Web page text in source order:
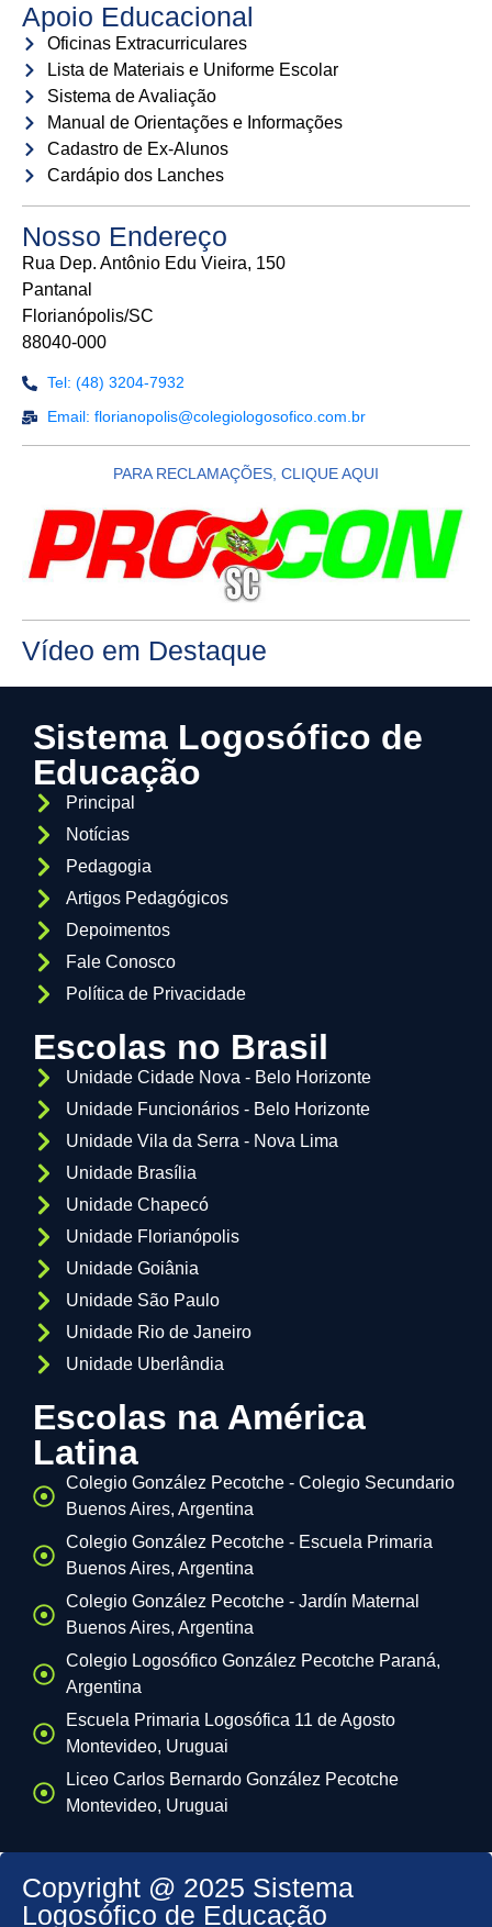
Apoio Educacional
Oficinas Extracurriculares
Lista de Materiais e Uniforme Escolar
Sistema de Avaliação
Manual de Orientações e Informações
Cadastro de Ex-Alunos
Cardápio dos Lanches
Nosso Endereço
Rua Dep. Antônio Edu Vieira, 150
Pantanal
Florianópolis/SC
88040-000
Tel: (48) 3204-7932
Email: florianopolis@colegiologosofico.com.br
PARA RECLAMAÇÕES, CLIQUE AQUI
Vídeo em Destaque
Sistema Logosófico de
Educação
Principal
Notícias
Pedagogia
Artigos Pedagógicos
Depoimentos
Fale Conosco
Política de Privacidade
Escolas no Brasil
Unidade Cidade Nova - Belo Horizonte
Unidade Funcionários - Belo Horizonte
Unidade Vila da Serra - Nova Lima
Unidade Brasília
Unidade Chapecó
Unidade Florianópolis
Unidade Goiânia
Unidade São Paulo
Unidade Rio de Janeiro
Unidade Uberlândia
Escolas na América
Latina
Colegio González Pecotche - Colegio Secundario
Buenos Aires, Argentina
Colegio González Pecotche - Escuela Primaria
Buenos Aires, Argentina
Colegio González Pecotche - Jardín Maternal
Buenos Aires, Argentina
Colegio Logosófico González Pecotche Paraná,
Argentina
Escuela Primaria Logosófica 11 de Agosto
Montevideo, Uruguai
Liceo Carlos Bernardo González Pecotche
Montevideo, Uruguai
Copyright @ 2025 Sistema
Logosófico de Educação